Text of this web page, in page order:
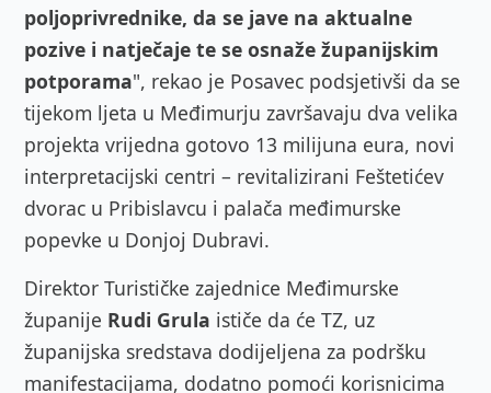
poljoprivrednike, da se jave na aktualne
pozive i natječaje te se osnaže županijskim
potporama", rekao je Posavec podsjetivši da se
tijekom ljeta u Međimurju završavaju dva velika
projekta vrijedna gotovo 13 milijuna eura, novi
interpretacijski centri – revitalizirani Feštetićev
dvorac u Pribislavcu i palača međimurske
popevke u Donjoj Dubravi.
Direktor Turističke zajednice Međimurske
županije Rudi Grula ističe da će TZ, uz
županijska sredstava dodijeljena za podršku
manifestacijama, dodatno pomoći korisnicima